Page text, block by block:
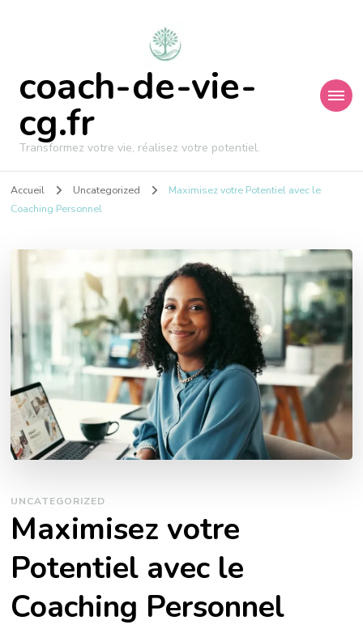
coach-de-vie-
cg.fr
Transformez votre vie, réalisez votre potentiel.
Accueil Uncategorized
Maximisez votre Potentiel avec le
Coaching Personnel
UNCATEGORIZED
Maximisez votre
Potentiel avec le
Coaching Personnel